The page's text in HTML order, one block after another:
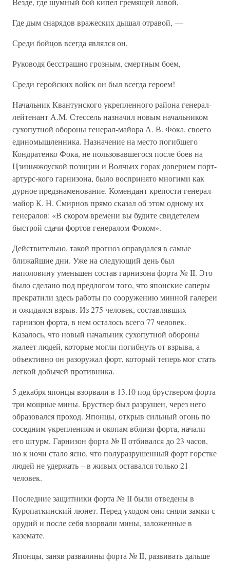
Где дым снарядов вражеских дышал отравой, —
Среди бойцов всегда являлся он,
Руководя бесстрашно грозным, смертным боем,
Среди геройских войск он был всегда героем!
Начальник Квантунского укрепленного района генерал-
лейтенант А.М. Стессель назначил новым начальником
сухопутной обороны генерал-майора А. В. Фока, своего
единомышленника. Назначение на место погибшего
Кондратенко Фока, не пользовавшегося после боев на
Цзиньчжоуской позиции и Волчьих горах доверием порт-
артурс-кого гарнизона, было воспринято многими как
дурное предзнаменование. Комендант крепости генерал-
майор К. Н. Смирнов прямо сказал об этом одному их
генералов: «В скором времени вы будите свидетелем
быстрой сдачи фортов генералом Фоком».
Действительно, такой прогноз оправдался в самые
ближайшие дни. Уже на следующий день был
наполовину уменьшен состав гарнизона форта № II. Это
было сделано под предлогом того, что японские саперы
прекратили здесь работы по сооружению минной галереи
и ожидался взрыв. Из 275 человек, составлявших
гарнизон форта, в нем осталось всего 77 человек.
Казалось, что новый начальник сухопутной обороны
жалеет людей, которые могли погибнуть от взрыва, а
объективно он разоружал форт, который теперь мог стать
легкой добычей противника.
5 декабря японцы взорвали в 13.10 под бруствером форта
три мощные мины. Бруствер был разрушен, через него
образовался проход. Японцы, открыв сильный огонь по
соседним укреплениям и окопам вблизи форта, начали
его штурм. Гарнизон форта № II отбивался до 23 часов,
но к ночи стало ясно, что полуразрушенный форт горстке
людей не удержать – в живых оставался только 21
человек.
Последние защитники форта № II были отведены в
Куропаткинский люнет. Перед уходом они сняли замки с
орудий и после себя взорвали мины, заложенные в
каземате.
Японцы, заняв развалины форта № II, развивать дальше